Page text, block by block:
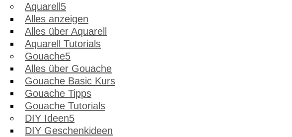
Aquarell
Alles anzeigen
Alles über Aquarell
Aquarell Tutorials
Gouache
Alles über Gouache
Gouache Basic Kurs
Gouache Tipps
Gouache Tutorials
DIY Ideen
DIY Geschenkideen